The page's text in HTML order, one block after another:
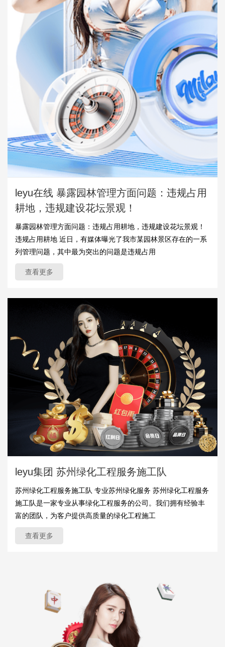
leyu在线 暴露园林管理方面问题：违规占用
耕地，违规建设花坛景观！
暴露园林管理方面问题：违规占用耕地，违规建设花坛景观！
违规占用耕地 近日，有媒体曝光了我市某园林景区存在的一系
列管理问题，其中最为突出的问题是违规占用
查看更多
leyu集团 苏州绿化工程服务施工队
苏州绿化工程服务施工队 专业苏州绿化服务 苏州绿化工程服务
施工队是一家专业从事绿化工程服务的公司。我们拥有经验丰
富的团队，为客户提供高质量的绿化工程施工
查看更多